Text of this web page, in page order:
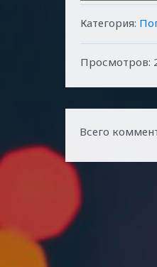
Категория:
Просмотров:
Всего